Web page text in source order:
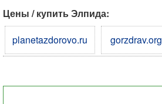
Цены / купить Элпида:
planetazdorovo.ru
gorzdrav.org